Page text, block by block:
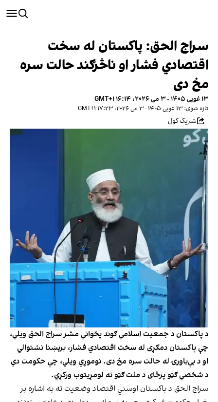
سراج الحق: پاکستان له سخت
اقتصادي فشار او ناڅرګند حالت سره
مخ دی
۱۳ غویی ۱۴۰۵ - ۳ می ۲۰۲۶، ۱۶:۱۴ GMT+۱
تازه شوی: ۱۳ غویی ۱۴۰۵ - ۳ می ۲۰۲۶، ۱۷:۲۳ GMT+۱
شریک کول
د پاکستان د جمعیت اسلامي ګوند پخواني مشر سراج الحق ویلي،
چې پاکستان دمګړی له سخت اقتصادي فشار، برېښنا نشتوالي
او د بې‌باورۍ له حالت سره مخ دی. نوموړي ویلي، چې حکومت دې
د شخصي ګټو پرځای د ملت ګټو ته لومړیتوب ورکړي.
سراج الحق د پاکستان اوسني اقتصاد وضعیت ته په اشاره پر